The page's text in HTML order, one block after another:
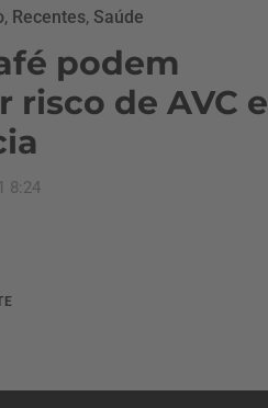
, Recentes, Saúde
podem
risco de AVC e
8:24